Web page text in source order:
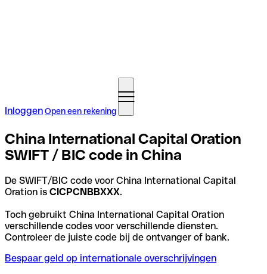
InloggenOpen een rekening
China International Capital Oration
SWIFT / BIC code in China
De SWIFT/BIC code voor China International Capital
Oration is CICPCNBBXXX.
Toch gebruikt China International Capital Oration
verschillende codes voor verschillende diensten.
Controleer de juiste code bij de ontvanger of bank.
Bespaar geld op internationale overschrijvingen